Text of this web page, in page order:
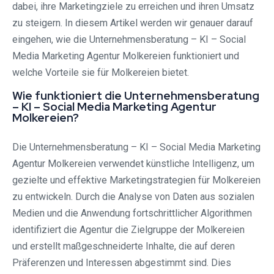
dabei, ihre Marketingziele zu erreichen und ihren Umsatz
zu steigern. In diesem Artikel werden wir genauer darauf
eingehen, wie die Unternehmensberatung – KI – Social
Media Marketing Agentur Molkereien funktioniert und
welche Vorteile sie für Molkereien bietet.
Wie funktioniert die Unternehmensberatung
– KI – Social Media Marketing Agentur
Molkereien?
Die Unternehmensberatung – KI – Social Media Marketing
Agentur Molkereien verwendet künstliche Intelligenz, um
gezielte und effektive Marketingstrategien für Molkereien
zu entwickeln. Durch die Analyse von Daten aus sozialen
Medien und die Anwendung fortschrittlicher Algorithmen
identifiziert die Agentur die Zielgruppe der Molkereien
und erstellt maßgeschneiderte Inhalte, die auf deren
Präferenzen und Interessen abgestimmt sind. Dies